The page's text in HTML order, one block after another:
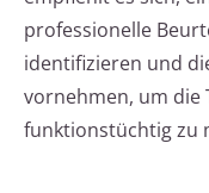
professionelle
identifizieren und
vornehmen, um die
funktionstüchtig zu